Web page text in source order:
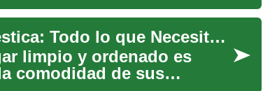
Servicios de Limpieza Doméstica: Todo lo que Necesitas Saber
limpio y ordenado es
comodidad de sus